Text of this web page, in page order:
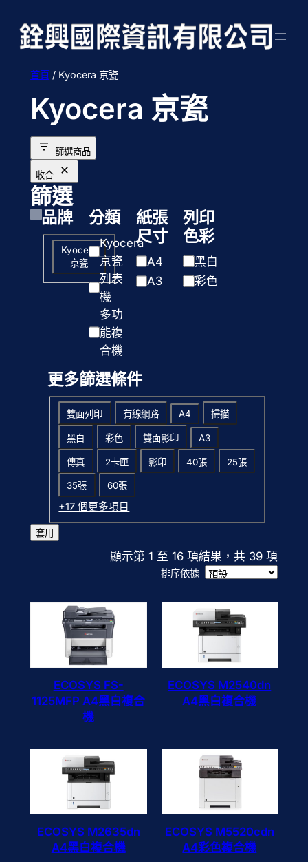
首頁/ Kyocera 京瓷
Kyocera 京瓷
篩選商品
收合
篩選
品牌
品Kyocera
京瓷
分類
分
類
Kyocera
京瓷
列表
機
多功
能複
合機
紙張
尺寸
紙
張
A4
A3
列印
色彩
列
印
黑白
彩色
更多篩選條件
標
籤
雙面列印 有線網路 A4 掃描
黑白 彩色 雙面影印 A3
傳真 2卡匣 影印 40張 25張
35張 60張
+17 個更多項目
套用
顯示第 1 至 16 項結果，共 39 項
排序依據
ECOSYS FS-
1125MFP A4黑白複合
機
ECOSYS M2540dn
A4黑白複合機
ECOSYS M2635dn
A4黑白複合機
ECOSYS M5520cdn
A4彩色複合機